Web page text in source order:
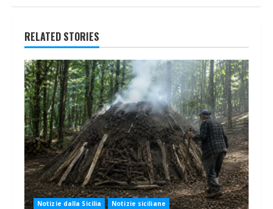
RELATED STORIES
Notizie dalla Sicilia Notizie siciliane